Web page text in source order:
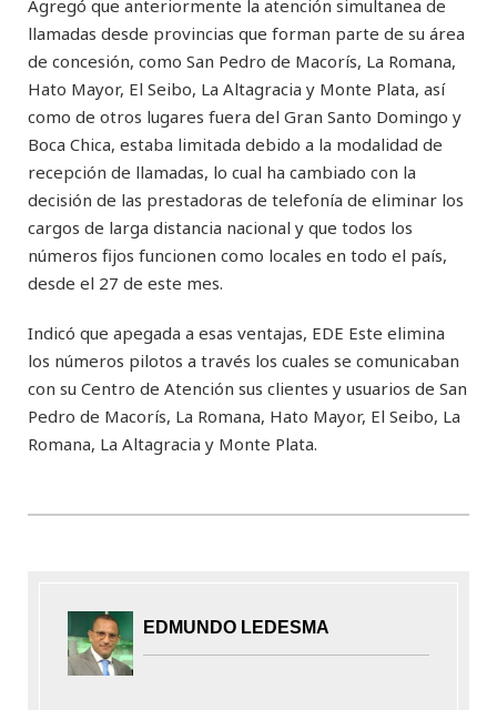
Agregó que anteriormente la atención simultanea de
llamadas desde provincias que forman parte de su área
de concesión, como San Pedro de Macorís, La Romana,
Hato Mayor, El Seibo, La Altagracia y Monte Plata, así
como de otros lugares fuera del Gran Santo Domingo y
Boca Chica, estaba limitada debido a la modalidad de
recepción de llamadas, lo cual ha cambiado con la
decisión de las prestadoras de telefonía de eliminar los
cargos de larga distancia nacional y que todos los
números fijos funcionen como locales en todo el país,
desde el 27 de este mes.
Indicó que apegada a esas ventajas, EDE Este elimina
los números pilotos a través los cuales se comunicaban
con su Centro de Atención sus clientes y usuarios de San
Pedro de Macorís, La Romana, Hato Mayor, El Seibo, La
Romana, La Altagracia y Monte Plata.
EDMUNDO LEDESMA